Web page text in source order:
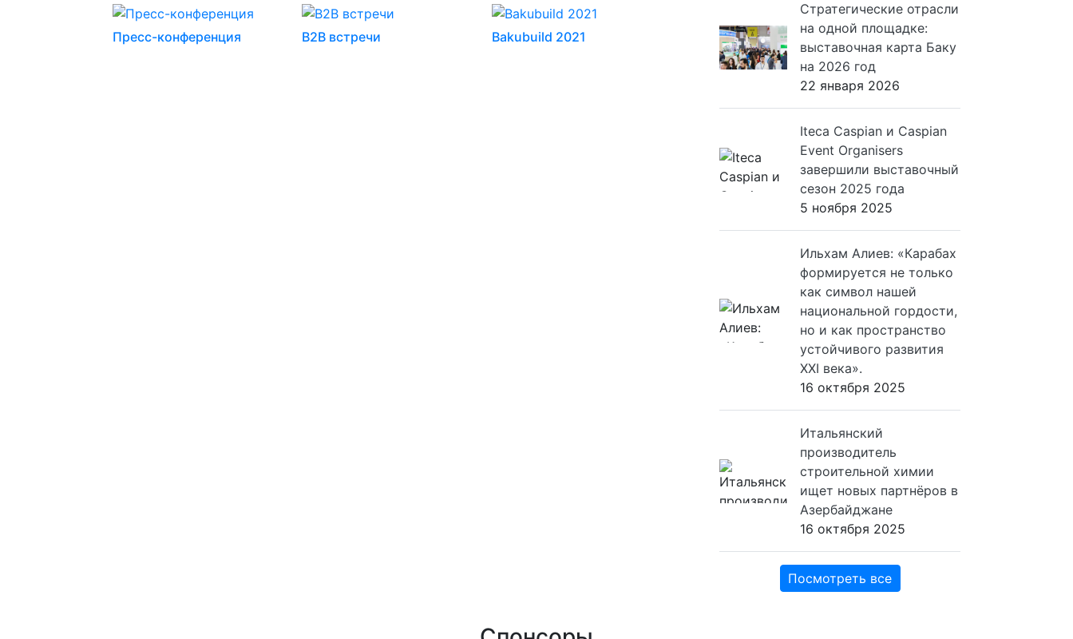
Пресс-конференция B2B встречи Bakubuild 2021
Стратегические отрасли
на одной площадке:
выставочная карта Баку
на 2026 год
22 января 2026
Iteca Caspian и Caspian
Event Organisers
завершили выставочный
сезон 2025 года
5 ноября 2025
Ильхам Алиев: «Карабах
формируется не только
как символ нашей
национальной гордости,
но и как пространство
устойчивого развития
XXI века».
16 октября 2025
Итальянский
производитель
строительной химии
ищет новых партнёров в
Азербайджане
16 октября 2025
Посмотреть все